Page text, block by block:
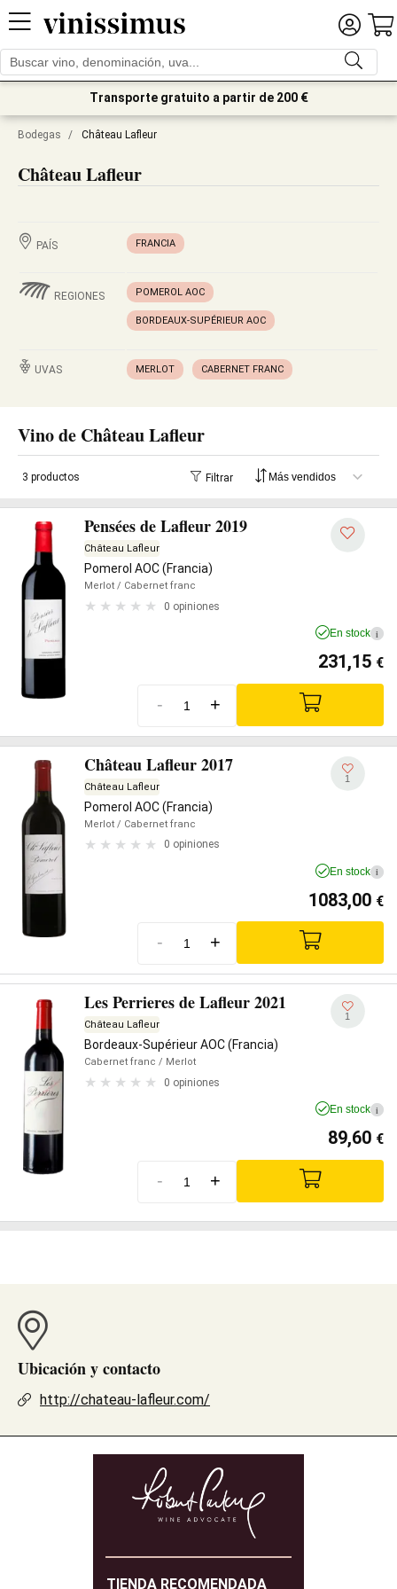
Transporte gratuito a partir de 200 €
Bodegas / Château Lafleur
Château Lafleur
PAÍS FRANCIA
REGIONES POMEROL AOC
BORDEAUX-SUPÉRIEUR AOC
UVAS MERLOT CABERNET FRANC
Vino de Château Lafleur
3 productos Filtrar
Pensées de Lafleur 2019
Château Lafleur
Pomerol AOC (Francia)
Merlot / Cabernet franc
0 opiniones
En stock i
231,15 €
- +
Château Lafleur 2017
Château Lafleur
Pomerol AOC (Francia)
Merlot / Cabernet franc
0 opiniones
1
En stock i
1083,00 €
- +
Les Perrieres de Lafleur 2021
Château Lafleur
Bordeaux-Supérieur AOC (Francia)
Cabernet franc / Merlot
0 opiniones
1
En stock i
89,60 €
- +
Ubicación y contacto
http://chateau-lafleur.com/
TIENDA RECOMENDADA